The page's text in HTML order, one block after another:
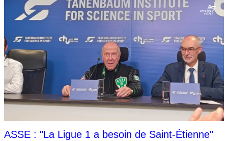
ASSE : "La Ligue 1 a besoin de Saint-Étienne"